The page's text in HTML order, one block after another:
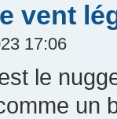
vent
17:06
le
un